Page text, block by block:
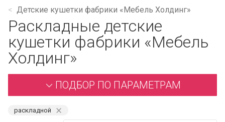
Детские кушетки фабрики «Мебель Холдинг»
Раскладные детские
кушетки фабрики «Мебель
Холдинг»
ПОДБОР ПО ПАРАМЕТРАМ
раскладной ⨯